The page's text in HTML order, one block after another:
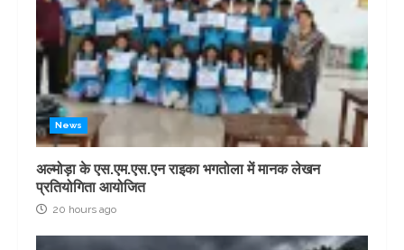
News
अल्मोड़ा के एस.एम.एस.एन राइका भगतोला में मानक लेखन
प्रतियोगिता आयोजित
20 hours ago